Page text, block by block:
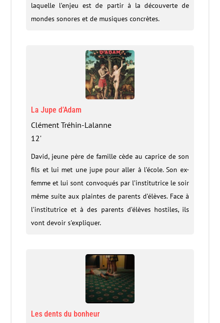
laquelle l’enjeu est de partir à la découverte de
mondes sonores et de musiques concrètes.
La Jupe d’Adam
Clément Tréhin-Lalanne
12'
David, jeune père de famille cède au caprice de son
fils et lui met une jupe pour aller à l’école. Son ex-
femme et lui sont convoqués par l’institutrice le soir
même suite aux plaintes de parents d’élèves. Face à
l’institutrice et à des parents d’élèves hostiles, ils
vont devoir s’expliquer.
Les dents du bonheur